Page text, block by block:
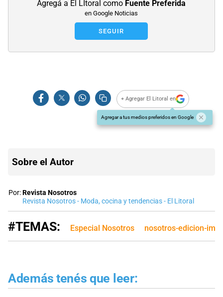
Agregá a El LItoral como Fuente Preferida
en Google Noticias
SEGUIR
+ Agregar El Litoral en
Agregar a tus medios preferidos en Google
Sobre el Autor
Por:Revista Nosotros
Revista Nosotros - Moda, cocina y tendencias - El Litoral
#TEMAS: Especial Nosotros nosotros-edicion-
Además tenés que leer: